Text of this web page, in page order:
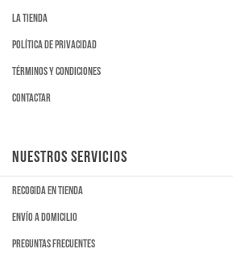
La tienda
Política de privacidad
Términos y condiciones
Contactar
NUESTROS SERVICIOS
Recogida en tienda
Envío a domicilio
Preguntas frecuentes